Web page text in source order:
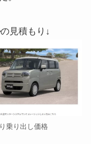
の見積もり↓
乗り出し価格